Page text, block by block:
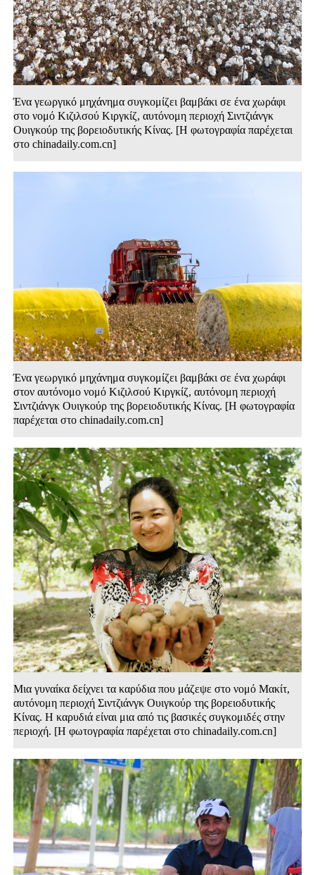
Ένα γεωργικό μηχάνημα συγκομίζει βαμβάκι σε ένα χωράφι
στο νομό Κιζιλσού Κιργκίζ, αυτόνομη περιοχή Σιντζιάνγκ
Ουιγκούρ της βορειοδυτικής Κίνας. [Η φωτογραφία παρέχεται
στο chinadaily.com.cn]
Ένα γεωργικό μηχάνημα συγκομίζει βαμβάκι σε ένα χωράφι
στον αυτόνομο νομό Κιζιλσού Κιργκίζ, αυτόνομη περιοχή
Σιντζιάνγκ Ουιγκούρ της βορειοδυτικής Κίνας. [Η φωτογραφία
παρέχεται στο chinadaily.com.cn]
Μια γυναίκα δείχνει τα καρύδια που μάζεψε στο νομό Μακίτ,
αυτόνομη περιοχή Σιντζιάνγκ Ουιγκούρ της βορειοδυτικής
Κίνας. Η καρυδιά είναι μια από τις βασικές συγκομιδές στην
περιοχή. [Η φωτογραφία παρέχεται στο chinadaily.com.cn]